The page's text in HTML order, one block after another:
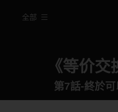
全部
《等价交
第7話-終於